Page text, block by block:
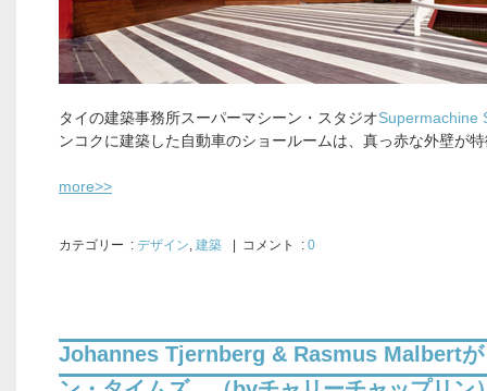
タイの建築事務所スーパーマシーン・スタジオSupermachine
ンコクに建築した自動車のショールームは、真っ赤な外壁が
more>>
カテゴリー : デザイン, 建築 | コメント : 0
Johannes Tjernberg & Rasmus Malbertが